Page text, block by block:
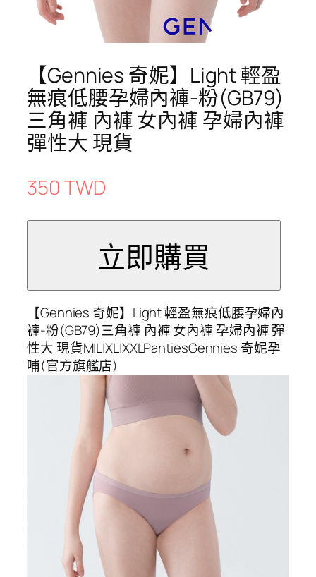
【Gennies 奇妮】Light 輕盈
無痕低腰孕婦內褲-粉(GB79)
三角褲 內褲 女內褲 孕婦內褲
彈性大 現貨
350 TWD
【Gennies 奇妮】Light 輕盈無痕低腰孕婦內
褲-粉(GB79)三角褲 內褲 女內褲 孕婦內褲 彈
性大 現貨M|L|XL|XXLPantiesGennies 奇妮孕
哺(官方旗艦店)